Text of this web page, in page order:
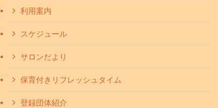
利用案内
スケジュール
サロンだより
保育付きリフレッシュタイム
登録団体紹介